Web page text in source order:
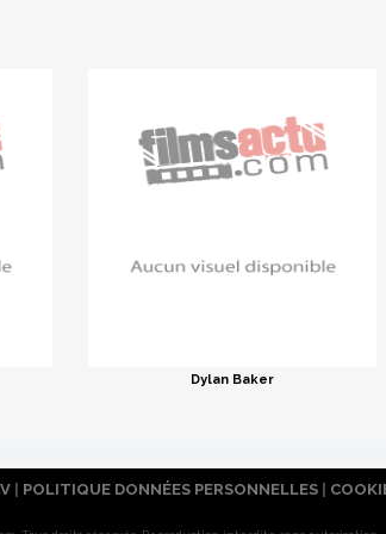
Dylan Baker
| POLITIQUE DONNÉES PERSONNELLES |